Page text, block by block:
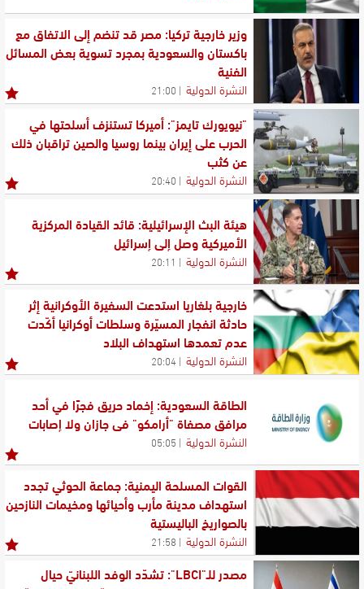
وزير خارجية تركيا: مصر قد تنضم إلى الاتفاق مع
باكستان والسعودية بمجرد تسوية بعض المسائل
الفنية
النشرة الدولية 21:00
"نيويورك تايمز": أميركا تستنزف أسلحتها في
الحرب على إيران بينما روسيا والصين تراقبان ذلك
عن كثب
النشرة الدولية 20:40
هيئة البث الإسرائيلية: قائد القيادة المركزية
الأميركية وصل إلى إسرائيل
النشرة الدولية 20:11
خارجية بلغاريا استدعت السفيرة الأوكرانية إثر
حادثة انفجار المسيّرة وسلطات أوكرانيا أكّدت
عدم تعمدها استهداف البلاد
النشرة الدولية 20:04
الطاقة السعودية: إخماد حريق فجرًا في أحد
مرافق مصفاة "أرامكو" في جازان ولا إصابات
النشرة الدولية 05:05
القوات المسلحة اليمنية: جماعة الحوثي تجدد
استهداف مدينة مأرب وأحيائها ومخيمات النازحين
بالصواريخ الباليستية
النشرة الدولية 21:58
مصدر للـ"LBCI": تشدّد الوفد اللبنانيّ حيال